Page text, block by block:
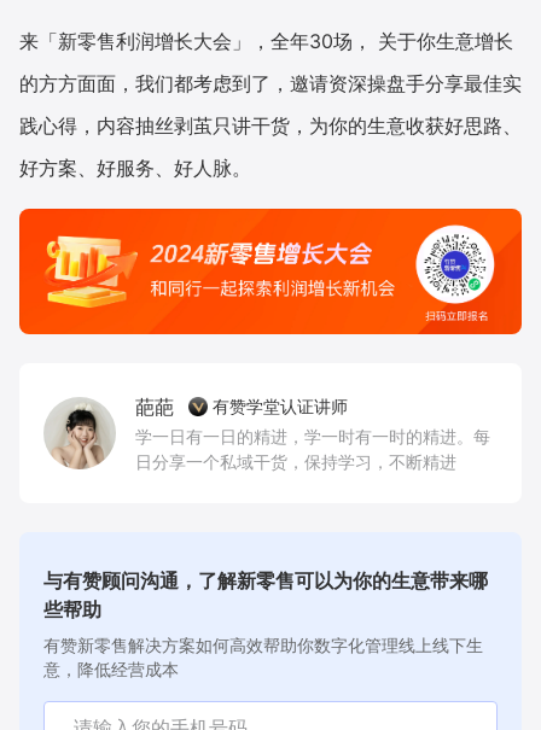
来「新零售利润增长大会」，全年30场， 关于你生意增长
的方方面面，我们都考虑到了，邀请资深操盘手分享最佳实
践心得，内容抽丝剥茧只讲干货，为你的生意收获好思路、
好方案、好服务、好人脉。
葩葩
有赞学堂认证讲师
学一日有一日的精进，学一时有一时的精进。每
日分享一个私域干货，保持学习，不断精进
与有赞顾问沟通，了解新零售可以为你的生意带来哪
些帮助
有赞新零售解决方案如何高效帮助你数字化管理线上线下生
意，降低经营成本